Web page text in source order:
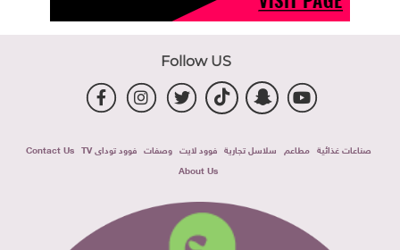
Follow US
صناعات غذائية مطاعم سلاسل تجارية فوود لايت وصفات فوود توداى TV
Contact Us
About Us